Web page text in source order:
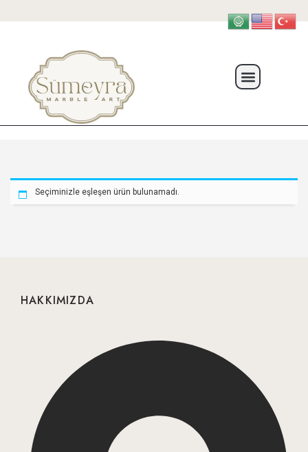
Seçiminizle eşleşen ürün bulunamadı.
HAKKIMIZDA